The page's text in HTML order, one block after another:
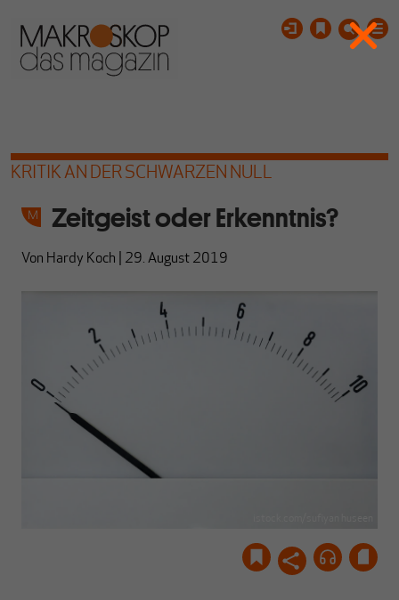
KRITIK AN DER SCHWARZEN NULL
Zeitgeist oder Erkenntnis?
Von Hardy Koch 29. August 2019